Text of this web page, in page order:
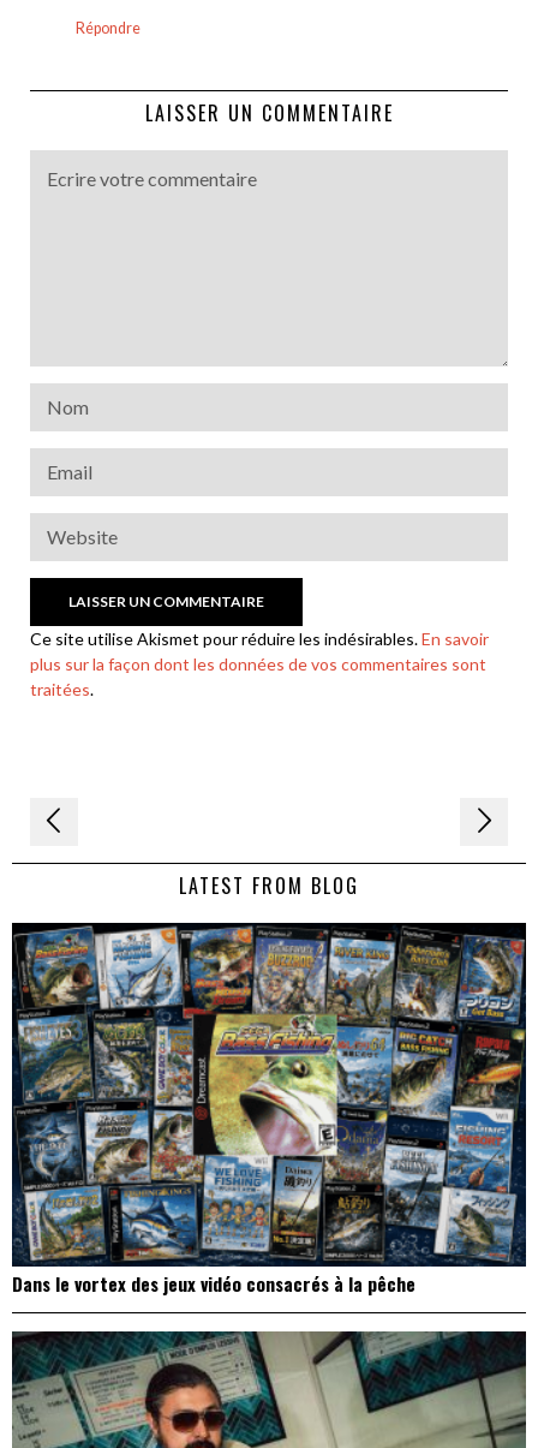
Répondre
LAISSER UN COMMENTAIRE
Ce site utilise Akismet pour réduire les indésirables.En savoir
plus sur la façon dont les données de vos commentaires sont
traitées.
Navigation
de LATEST FROM BLOG
Dans le vortex des jeux vidéo consacrés à la pêche